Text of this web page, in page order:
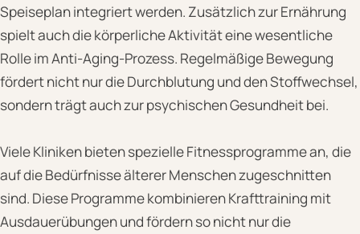
Speiseplan integriert werden. Zusätzlich zur Ernährung
spielt auch die körperliche Aktivität eine wesentliche
Rolle im Anti-Aging-Prozess. Regelmäßige Bewegung
fördert nicht nur die Durchblutung und den Stoffwechsel,
sondern trägt auch zur psychischen Gesundheit bei.
Viele Kliniken bieten spezielle Fitnessprogramme an, die
auf die Bedürfnisse älterer Menschen zugeschnitten
sind. Diese Programme kombinieren Krafttraining mit
Ausdauerübungen und fördern so nicht nur die